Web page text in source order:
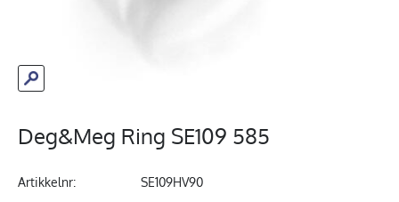
Deg&Meg Ring SE109 585
Artikkelnr:
SE109HV90